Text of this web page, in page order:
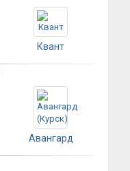
Квант
Авангард